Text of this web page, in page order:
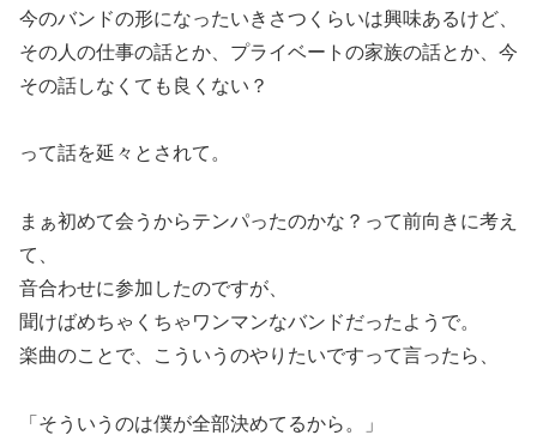
今のバンドの形になったいきさつくらいは興味あるけど、
その人の仕事の話とか、プライベートの家族の話とか、今
その話しなくても良くない？
って話を延々とされて。
まぁ初めて会うからテンパったのかな？って前向きに考え
て、
音合わせに参加したのですが、
聞けばめちゃくちゃワンマンなバンドだったようで。
楽曲のことで、こういうのやりたいですって言ったら、
「そういうのは僕が全部決めてるから。」